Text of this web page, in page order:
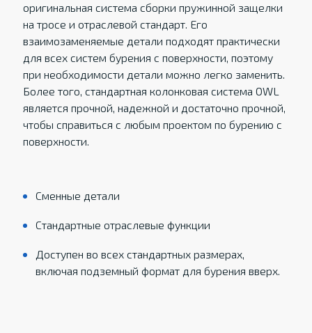
оригинальная система сборки пружинной защелки
на тросе и отраслевой стандарт. Его
взаимозаменяемые детали подходят практически
для всех систем бурения с поверхности, поэтому
при необходимости детали можно легко заменить.
Более того, стандартная колонковая система OWL
является прочной, надежной и достаточно прочной,
чтобы справиться с любым проектом по бурению с
поверхности.
Сменные детали
Стандартные отраслевые функции
Доступен во всех стандартных размерах,
включая подземный формат для бурения вверх.